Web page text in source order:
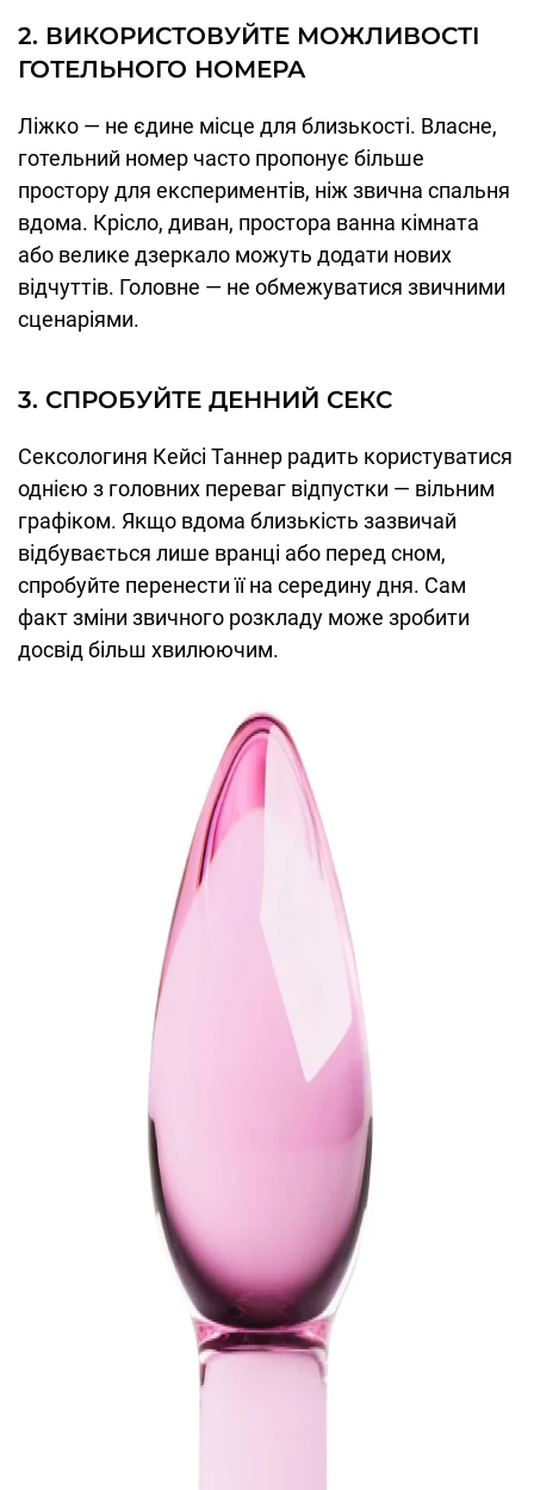
2. ВИКОРИСТОВУЙТЕ МОЖЛИВОСТІ
ГОТЕЛЬНОГО НОМЕРА
Ліжко — не єдине місце для близькості. Власне,
готельний номер часто пропонує більше
простору для експериментів, ніж звична спальня
вдома. Крісло, диван, простора ванна кімната
або велике дзеркало можуть додати нових
відчуттів. Головне — не обмежуватися звичними
сценаріями.
3. СПРОБУЙТЕ ДЕННИЙ СЕКС
Сексологиня Кейсі Таннер радить користуватися
однією з головних переваг відпустки — вільним
графіком. Якщо вдома близькість зазвичай
відбувається лише вранці або перед сном,
спробуйте перенести її на середину дня. Сам
факт зміни звичного розкладу може зробити
досвід більш хвилюючим.